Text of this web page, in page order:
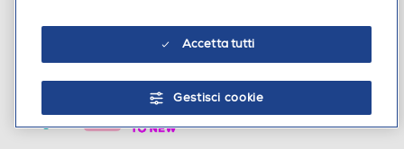
Accetta tutti
Gestisci cookie